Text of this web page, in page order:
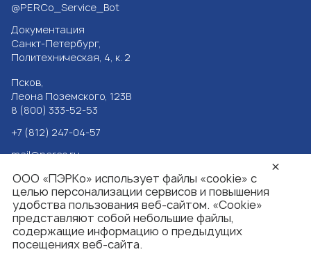
Санкт-Петербург,
Политехническая, 4, к. 2
Псков,
Леона Поземского, 123В
8 (800) 333-52-53
+7 (812) 247-04-57
mail@perco.ru
Реквизиты
Политика
конфиденциальности
ENG
@PERCo_Service_Bot
Документация
OOO «ПЭРКо» использует файлы «cookie» с
целью персонализации сервисов и повышения
удобства пользования веб-сайтом. «Cookie»
представляют собой небольшие файлы,
содержащие информацию о предыдущих
посещениях веб-сайта.